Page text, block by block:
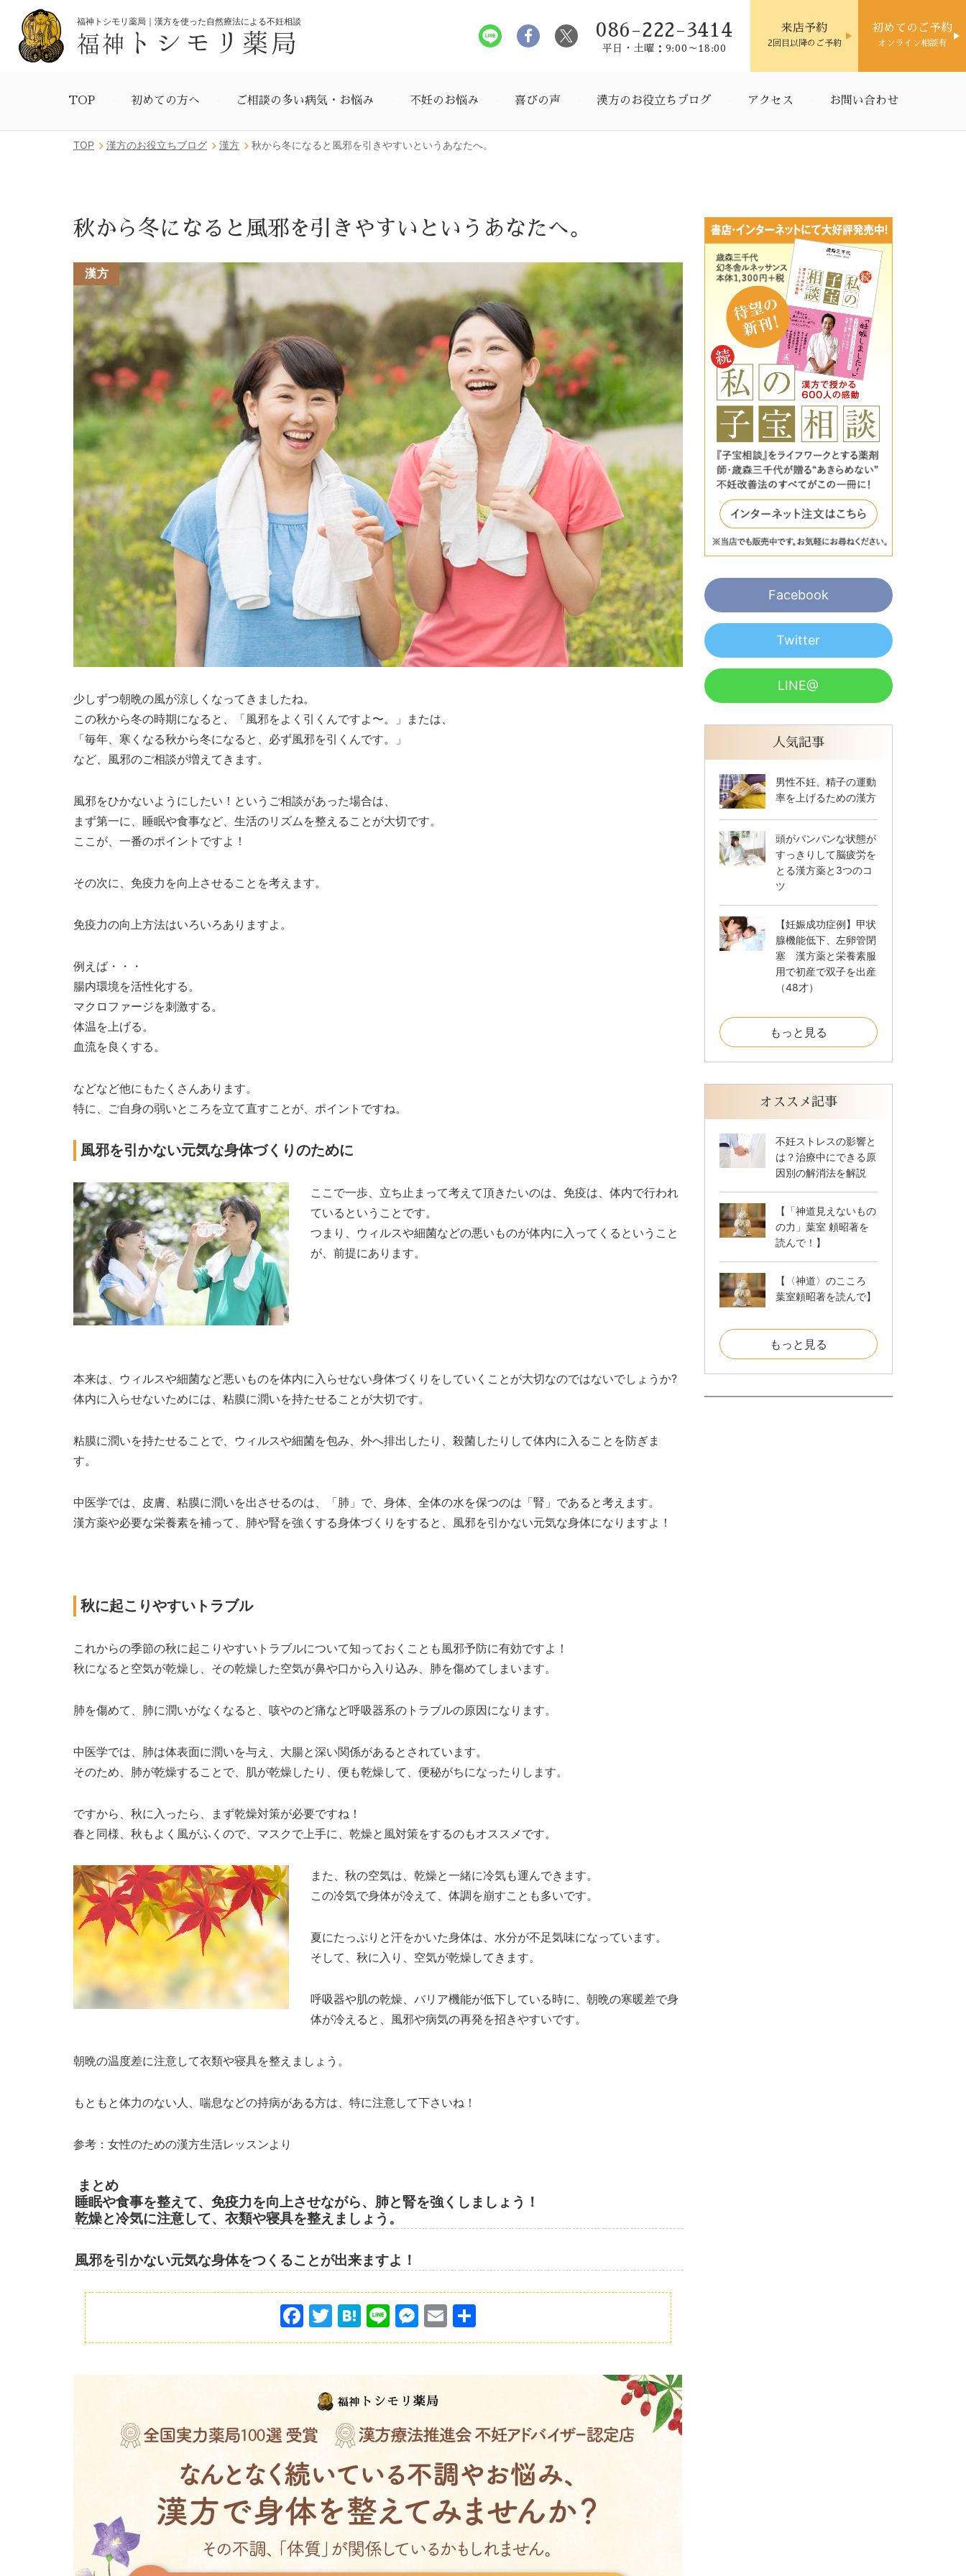
福神トシモリ薬局｜漢方を使った自然療法による不妊相談
福神 トシモリ薬局 086-222-3414
平日・土曜：9:00～18:00
来店予約
2回目以降のご予約
初めてのご予約
オンライン相談有
TOP 初めての方へ ご相談の多い病気・お悩み 不妊のお悩み 喜びの声 漢方のお役立ちブログ アクセス お問い合わせ
TOP 漢方のお役立ちブログ 漢方 秋から冬になると風邪を引きやすいというあなたへ。
秋から冬になると風邪を引きやすいというあなたへ。
漢方
少しずつ朝晩の風が涼しくなってきましたね。
この秋から冬の時期になると、「風邪をよく引くんですよ〜。」または、
「毎年、寒くなる秋から冬になると、必ず風邪を引くんです。」
など、風邪のご相談が増えてきます。
風邪をひかないようにしたい！というご相談があった場合は、
まず第一に、睡眠や食事など、生活のリズムを整えることが大切です。
ここが、一番のポイントですよ！
その次に、免疫力を向上させることを考えます。
免疫力の向上方法はいろいろありますよ。
例えば・・・
腸内環境を活性化する。
マクロファージを刺激する。
体温を上げる。
血流を良くする。
などなど他にもたくさんあります。
特に、ご自身の弱いところを立て直すことが、ポイントですね。
風邪を引かない元気な身体づくりのために
ここで一歩、立ち止まって考えて頂きたいのは、免疫は、体内で行われ
ているということです。
つまり、ウィルスや細菌などの悪いものが体内に入ってくるということ
が、前提にあります。
本来は、ウィルスや細菌など悪いものを体内に入らせない身体づくりをしていくことが大切なのではないでしょうか?
体内に入らせないためには、粘膜に潤いを持たせることが大切です。
粘膜に潤いを持たせることで、ウィルスや細菌を包み、外へ排出したり、殺菌したりして体内に入ることを防ぎま
す。
中医学では、皮膚、粘膜に潤いを出させるのは、「肺」で、身体、全体の水を保つのは「腎」であると考えます。
漢方薬や必要な栄養素を補って、肺や腎を強くする身体づくりをすると、風邪を引かない元気な身体になりますよ！
秋に起こりやすいトラブル
これからの季節の秋に起こりやすいトラブルについて知っておくことも風邪予防に有効ですよ！
秋になると空気が乾燥し、その乾燥した空気が鼻や口から入り込み、肺を傷めてしまいます。
肺を傷めて、肺に潤いがなくなると、咳やのど痛など呼吸器系のトラブルの原因になります。
中医学では、肺は体表面に潤いを与え、大腸と深い関係があるとされています。
そのため、肺が乾燥することで、肌が乾燥したり、便も乾燥して、便秘がちになったりします。
ですから、秋に入ったら、まず乾燥対策が必要ですね！
春と同様、秋もよく風がふくので、マスクで上手に、乾燥と風対策をするのもオススメです。
また、秋の空気は、乾燥と一緒に冷気も運んできます。
この冷気で身体が冷えて、体調を崩すことも多いです。
夏にたっぷりと汗をかいた身体は、水分が不足気味になっています。
そして、秋に入り、空気が乾燥してきます。
呼吸器や肌の乾燥、バリア機能が低下している時に、朝晩の寒暖差で身
体が冷えると、風邪や病気の再発を招きやすいです。
朝晩の温度差に注意して衣類や寝具を整えましょう。
もともと体力のない人、喘息などの持病がある方は、特に注意して下さいね！
参考：女性のための漢方生活レッスンより
まとめ
睡眠や食事を整えて、免疫力を向上させながら、肺と腎を強くしましょう！
乾燥と冷気に注意して、衣類や寝具を整えましょう。
風邪を引かない元気な身体をつくることが出来ますよ！
F
a
e
b
o
k
T
w
er
H
at
n
a
Li
n
M
e
s
e
n
er
E
m
l
共
有
Facebook
Twitter
LINE@
人気記事
男性不妊、精子の運動
率を上げるための漢方
頭がパンパンな状態が
すっきりして脳疲労を
とる漢方薬と3つのコ
ツ
【妊娠成功症例】甲状
腺機能低下、左卵管閉
塞 漢方薬と栄養素服
用で初産で双子を出産
（48才）
もっと見る
オススメ記事
不妊ストレスの影響と
は？治療中にできる原
因別の解消法を解説
【「神道見えないもの
の力」葉室 頼昭著を
読んで！】
【〈神道〉のこころ
葉室頼昭著を読んで】
もっと見る